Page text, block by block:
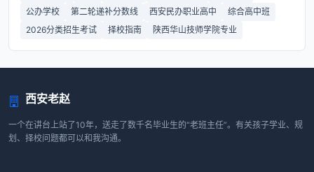
公办学校
第二轮递补分数线 西安民办职业高中
综合高中班
2026分类招生考试
择校指南 陕西华山技师学院专业
西安老赵
一个在讲台上站了10年，送走了数千名毕业生的“老班主任”。有关孩子学业、规
划、择校问题都可以和我沟通。